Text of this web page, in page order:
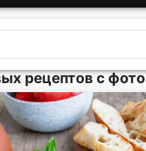
рецептов с фото